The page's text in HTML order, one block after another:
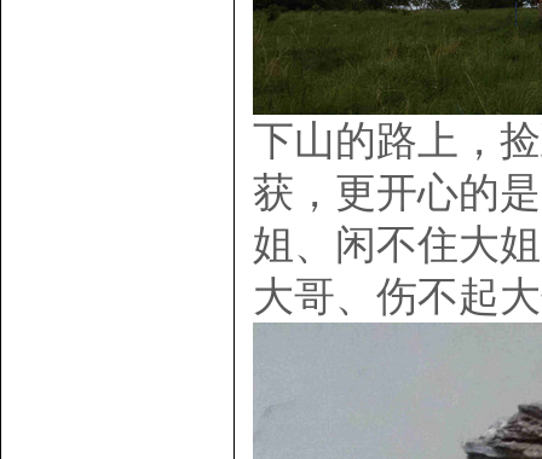
下山的路上，
获，更开心的
姐、闲不住大
大哥、伤不起